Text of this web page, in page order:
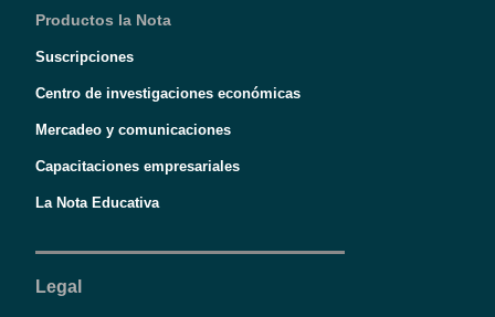
Productos la Nota
Suscripciones
Centro de investigaciones económicas
Mercadeo y comunicaciones
Capacitaciones empresariales
La Nota Educativa
Legal